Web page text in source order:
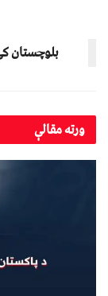
بلوچستان
ورتهمقالې